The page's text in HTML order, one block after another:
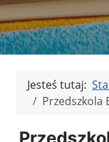
Jesteś tutaj:
Przedszkola